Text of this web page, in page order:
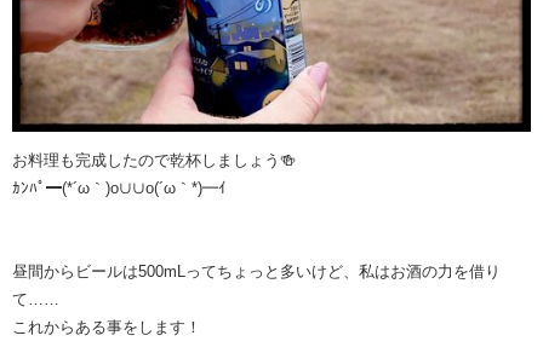
お料理も完成したので乾杯しましょう🍻
ｶﾝﾊﾟ━(*´ω｀)o∪∪o(´ω｀*)━ｲ
昼間からビールは500mLってちょっと多いけど、私はお酒の力を借り
て……
これからある事をします！